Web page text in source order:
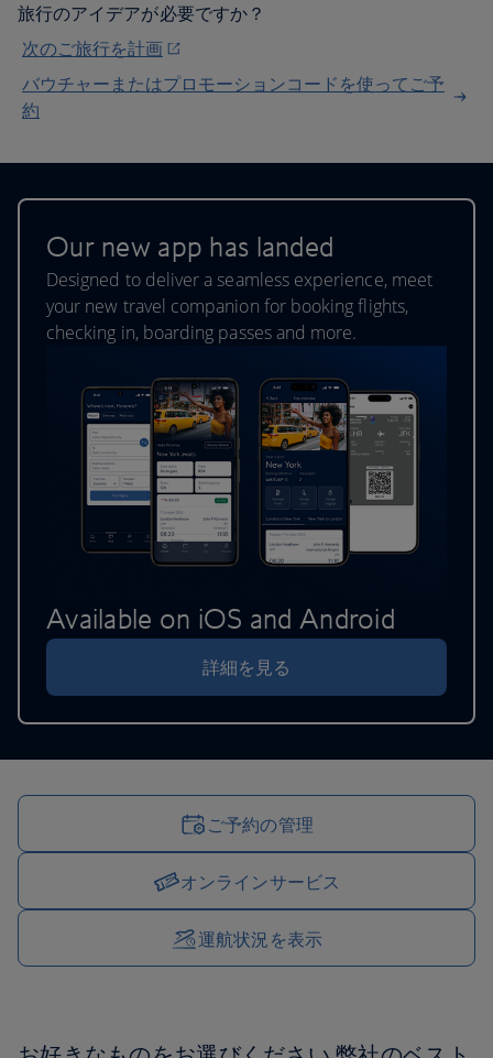
旅行のアイデアが必要ですか？
次のご旅行を計画
バウチャーまたはプロモーションコードを使ってご予
約
Our new app has landed
Designed to deliver a seamless experience, meet
your new travel companion for booking flights,
checking in, boarding passes and more.
詳細を見る
Available on iOS and Android
「ご旅行を管理」オプション
ご予約の管理
オンラインサービス
運航状況を表示